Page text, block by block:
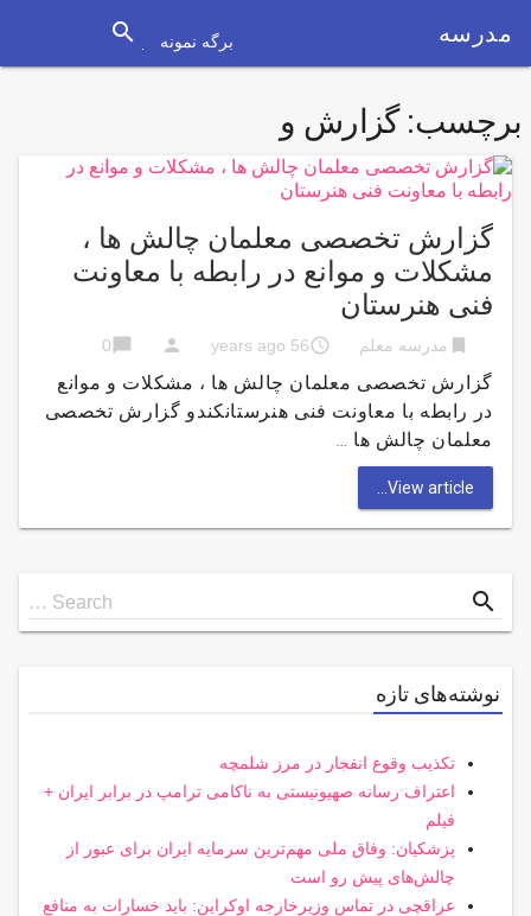
مدرسه برگه نمونه search
برچسب:گزارش و
گزارش تخصصی معلمان چالش ها ،
مشكلات و موانع در رابطه با معاونت
فنی هنرستان
bookmark مدرسه معلم access_time
56 years ago
person
chat_bubble
0
گزارش تخصصی معلمان چالش ها ، مشكلات و موانع
در رابطه با معاونت فنی هنرستانکندو گزارش تخصصی
معلمان چالش ها …
View article...
Search
for
Search … search
نوشته‌های تازه
تکذیب وقوع انفجار در مرز شلمچه
اعتراف رسانه صهیونیستی به ناکامی ترامپ در برابر ایران +
فیلم
پزشکیان: وفاق ملی مهم‌ترین سرمایه ایران برای عبور از
چالش‌های پیش رو است
عراقچی در تماس وزیرخارجه اوکراین: باید خسارات به منافع